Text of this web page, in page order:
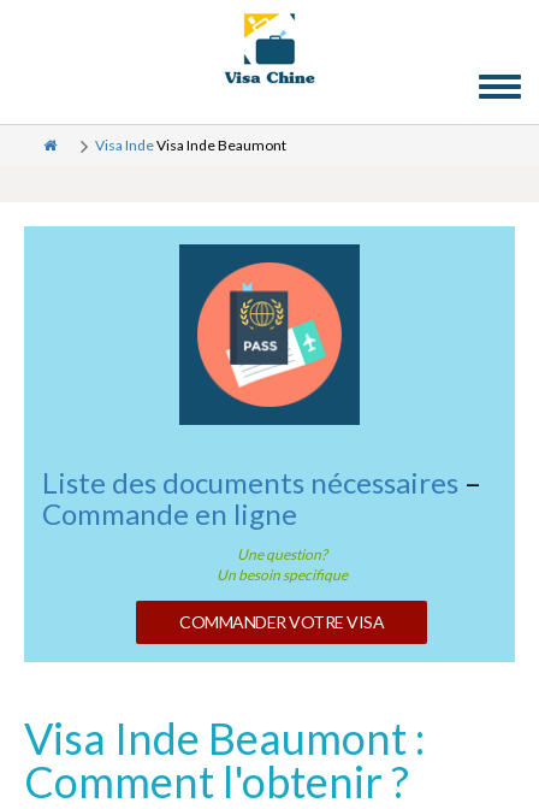
Visa IndeVisa Inde Beaumont
Liste des documents nécessaires –
Commande en ligne
Une question?
Un besoin specifique
COMMANDER VOTRE VISA
Visa Inde Beaumont :
Comment l'obtenir ?